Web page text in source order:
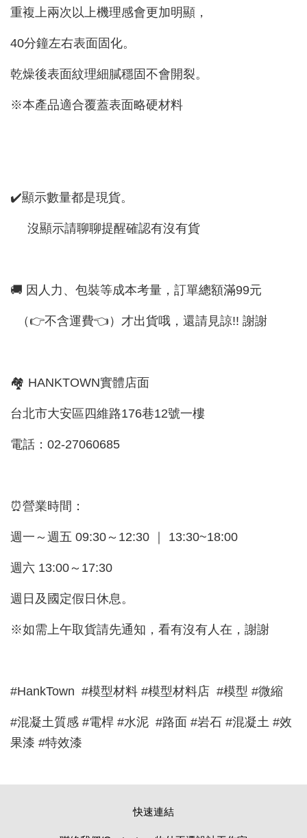
重複上兩次以上機理感會更加明顯，
40分鐘左右表面固化。
乾燥後表面紋理細膩穩固不會開裂。
※本產品適合覆蓋表面略硬材料
✔️顯示數量都是現貨。
沒顯示請聊聊提醒確認有沒有貨
🚚 因人力、包裝等成本考量，訂單總額滿99元
（👉不含運費👈）才出貨哦，還請見諒!! 謝謝
🏘 HANKTOWN實體店面
台北市大安區四維路176巷12號一樓
電話：02-27060685
⏰營業時間：
週一～週五 09:30～12:30 ｜ 13:30~18:00
週六 13:00～17:30
週日及國定假日休息。
※如需上午取貨請先通知，看有沒有人在，謝謝
#HankTown #模型材料 #模型材料店 #模型 #微縮
#混凝土質感 #電桿 #水泥 #路面 #岩石 #混凝土 #效
果漆 #特效漆
快速連結